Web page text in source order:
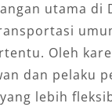
utama di
Oleh
dan pelaku
lebih